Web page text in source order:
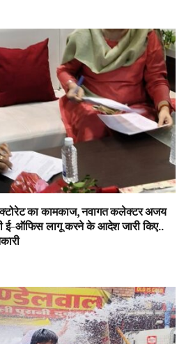
का कामकाज, नवागत कलेक्टर अजय
ई-ऑफिस लागू करने के आदेश जारी किए..